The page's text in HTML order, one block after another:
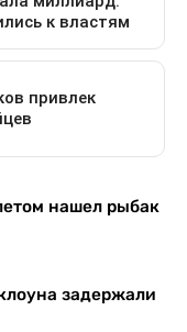
нашел рыбак
задержали